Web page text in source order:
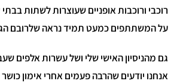
רוכבי ורוכבות אופניים שעוצרות לשתות
על המשתתפים כמעט תמיד נראה שלרובם
גם מהניסיון האישי שלי ושל עשרות אלפים
אנחנו יודעים שהרבה פעמים אחרי אימון